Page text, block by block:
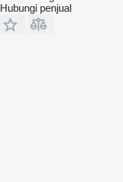
Hubungi penjual